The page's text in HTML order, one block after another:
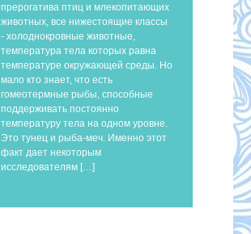
прерогатива птиц и млекопитающих
животных, все нижестоящие классы
- холоднокровные животные,
температура тела которых равна
температуре окружающей среды. Но
мало кто знает, что есть
гомеотермные рыбы, способные
поддерживать постоянно
температуру тела на одном уровне.
Это тунец и рыба-меч. Именно этот
факт дает некоторым
исследователям […]